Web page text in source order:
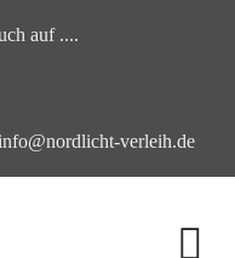
auf ....
verleih.de